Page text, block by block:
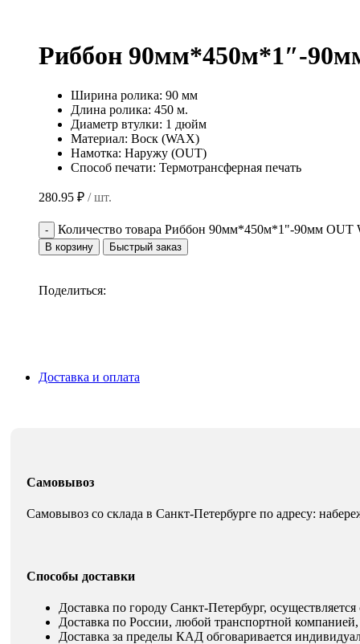
Риббон 90мм*450м*1″-
Ширина ролика: 90 мм
Длина ролика: 450 м.
Диаметр втулки: 1 дюйм
Материал: Воск (WAX)
Намотка: Наружу (OUT)
Способ печати: Термотрансферная печать
280.95 ₽ / шт.
Количество товара Риббон 90мм*450м*1"-90мм OUT
В корзину Быстрый заказ
Поделиться:
Доставка и оплата
Самовывоз
Самовывоз со склада в Санкт-Петербурге по адресу:
Способы доставки
Доставка по городу Санкт-Петербург,
Доставка по России, любой транспортной
Доставка за пределы КАД обговаривается